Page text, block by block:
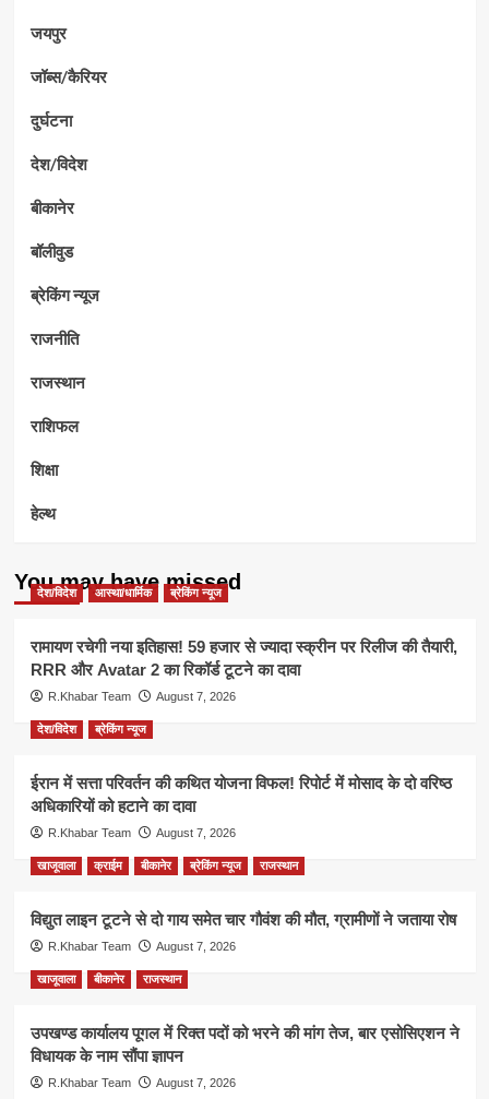
जयपुर
जॉब्स/कैरियर
दुर्घटना
देश/विदेश
बीकानेर
बॉलीवुड
ब्रेकिंग न्यूज
राजनीति
राजस्थान
राशिफल
शिक्षा
हेल्थ
You may have missed
देश/विदेश आस्था/धार्मिक ब्रेकिंग न्यूज
रामायण रचेगी नया इतिहास! 59 हजार से ज्यादा स्क्रीन पर रिलीज की तैयारी,
RRR और Avatar 2 का रिकॉर्ड टूटने का दावा
R.Khabar Team August 7, 2026
देश/विदेश ब्रेकिंग न्यूज
ईरान में सत्ता परिवर्तन की कथित योजना विफल! रिपोर्ट में मोसाद के दो वरिष्ठ
अधिकारियों को हटाने का दावा
R.Khabar Team August 7, 2026
खाजूवाला क्राईम बीकानेर ब्रेकिंग न्यूज राजस्थान
विद्युत लाइन टूटने से दो गाय समेत चार गौवंश की मौत, ग्रामीणों ने जताया रोष
R.Khabar Team August 7, 2026
खाजूवाला बीकानेर राजस्थान
उपखण्ड कार्यालय पूगल में रिक्त पदों को भरने की मांग तेज, बार एसोसिएशन ने
विधायक के नाम सौंपा ज्ञापन
R.Khabar Team August 7, 2026